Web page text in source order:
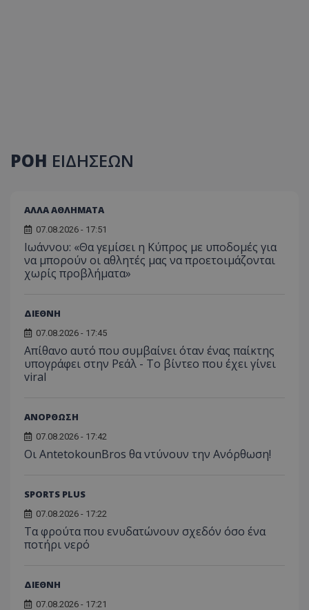
ΡΟΗ ΕΙΔΗΣΕΩΝ
ΑΛΛΑ ΑΘΛΗΜΑΤΑ
07.08.2026 - 17:51
Ιωάννου: «Θα γεμίσει η Κύπρος με υποδομές για
να μπορούν οι αθλητές μας να προετοιμάζονται
χωρίς προβλήματα»
ΔΙΕΘΝΗ
07.08.2026 - 17:45
Απίθανο αυτό που συμβαίνει όταν ένας παίκτης
υπογράφει στην Ρεάλ - Το βίντεο που έχει γίνει
viral
ΑΝΟΡΘΩΣΗ
07.08.2026 - 17:42
Οι AntetokounBros θα ντύνουν την Ανόρθωση!
SPORTS PLUS
07.08.2026 - 17:22
Τα φρούτα που ενυδατώνουν σχεδόν όσο ένα
ποτήρι νερό
ΔΙΕΘΝΗ
07.08.2026 - 17:21